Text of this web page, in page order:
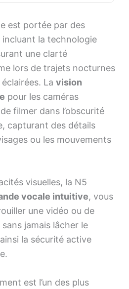
est portée par des
la technologie
une clarté
lors de trajets nocturnes
La vision
pour les caméras
filmer dans l’obscurité
capturant des détails
ou les mouvements
visuelles, la N5
vocale intuitive, vous
une vidéo ou de
jamais lâcher le
la sécurité active
est l’un des plus